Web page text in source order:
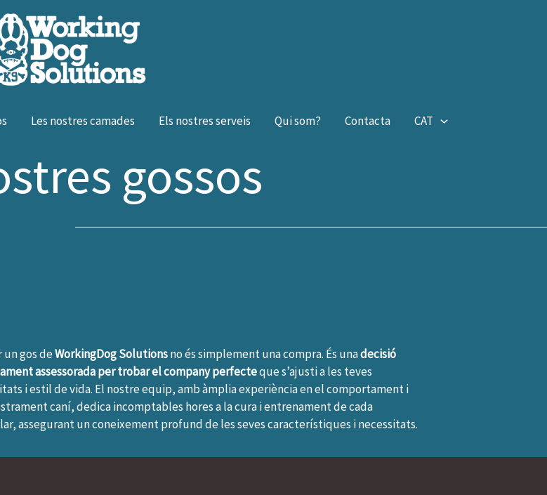
Les nostres camades Els nostres serveis Qui som? Contacta CAT
gossos
un gos deWorkingDog Solutionsno és simplement una compra. És unadecisió
assessorada per trobar el company perfecteque s’ajusti a les teves
i estil de vida. El nostre equip, amb àmplia experiència en el comportament i
caní, dedica incomptables hores a la cura i entrenament de cada
assegurant un coneixement profund de les seves característiques i necessitats.